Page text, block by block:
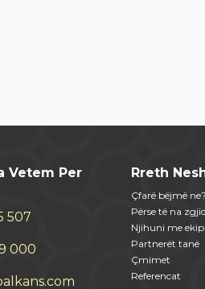
Vetem Per
507
000
Rreth
Çfarë bëjmë ne?
Përse të na
Njihuni me
Partnerët tanë
Çmimet
Referencat